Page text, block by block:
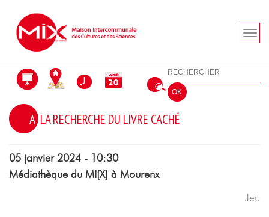
Rechercher
OK
A LA RECHERCHE DU LIVRE CACHÉ
05 janvier 2024 - 10:30
Médiathèque du MI[X] à Mourenx
Jeu